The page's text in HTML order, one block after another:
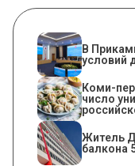
В
условий
Коми-
число
Житель
балкона